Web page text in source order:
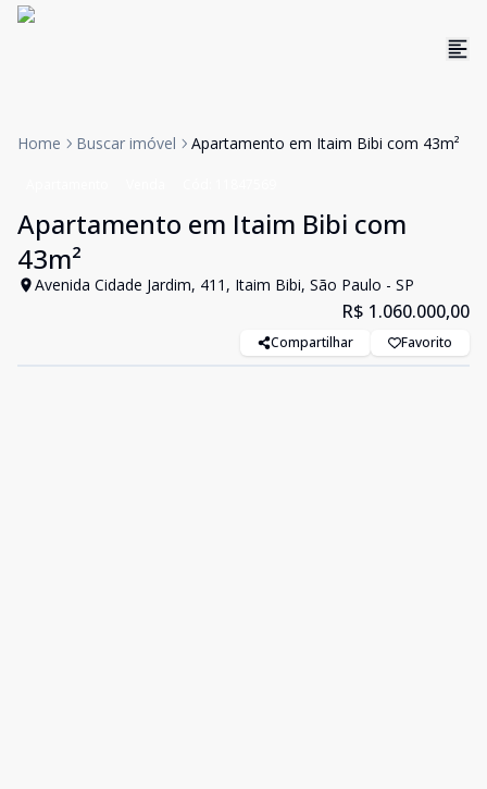
Home Buscar imóvel Apartamento em Itaim Bibi com 43m²
Apartamento em Itaim Bibi com
43m²
Avenida Cidade Jardim, 411, Itaim Bibi, São Paulo - SP
R$ 1.060.000,00
Compartilhar Favorito